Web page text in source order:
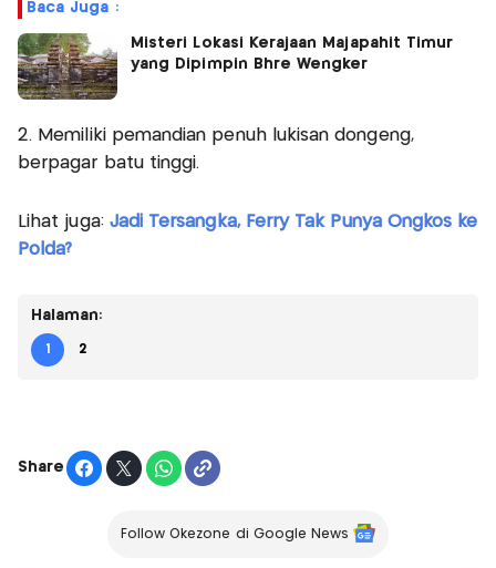
Baca Juga :
Misteri Lokasi Kerajaan Majapahit Timur
yang Dipimpin Bhre Wengker
2. Memiliki pemandian penuh lukisan dongeng,
berpagar batu tinggi.
Lihat juga: Jadi Tersangka, Ferry Tak Punya Ongkos ke
Polda?
Halaman:
1 2
Share
Follow Okezone di Google News